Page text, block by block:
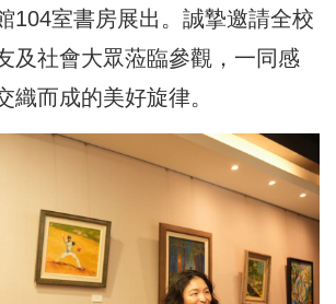
104室書房展出。誠摯邀請全校
及社會大眾蒞臨參觀，一同感
織而成的美好旋律。